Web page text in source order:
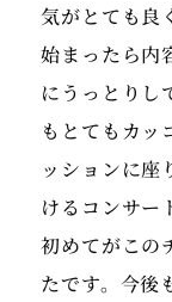
気がとても良
始まったら内
にうっとり
もとてもカッ
ッションに座
けるコンサー
初めてがこの
たです。今後